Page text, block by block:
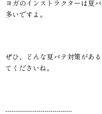
ヨガのインストラクターは夏
多いですよ。
ぜひ、どんな夏バテ対策があ
てくださいね。
----------------------------------